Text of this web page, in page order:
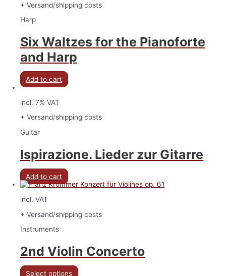
+ Versand/shipping costs
Harp
Six Waltzes for the Pianoforte
and Harp
Add to cart
incl. 7% VAT
+ Versand/shipping costs
Guitar
Ispirazione. Lieder zur Gitarre
Add to cart
incl. VAT
+ Versand/shipping costs
Instruments
2nd Violin Concerto
Select options